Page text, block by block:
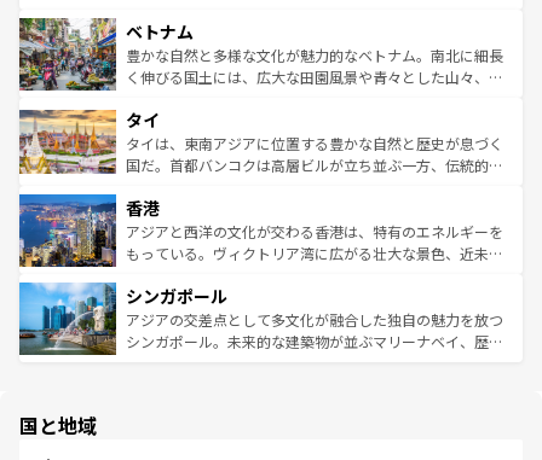
参照してほしい。
容にもいいと評判のスイーツなど、バラエティ豊かな料理
が味わえる。 なお、新着の台湾情報は コンテンツ一覧を参
照してほしい。
き、地方に足を延ばせば四季折々の自然美を楽しむことが
できる。そして、キムチや焼肉、絶品のストリートフード
まで、さまざまな韓国料理が待っている。夜には、韓国な
リティに包まれながら、韓国の多彩な魅力を心ゆくまで味
わってみてほしい。 なお、新着の韓国情報はコンテンツ一
覧を参照してほしい。
ベトナム
豊かな自然と多様な文化が魅力的なベトナム。南北に細長
く伸びる国土には、広大な田園風景や青々とした山々、世
急速な発展と共に伝統が息づく。ハノイの古い町並みやホ
ーチミン市のフランス統治時代の建物も、独特の雰囲気を
醸し出している。また、バラエティの豊かさとおいしさで
とつ。フォーやバインミー、ベトナムコーヒーなどは、ぜ
ひ現地で味わいたい。どの地域を訪れてもあたたかい人々
が旅行者を迎えてくれるので、きっと忘れられない旅にな
参照してほしい。
タイ
タイは、東南アジアに位置する豊かな自然と歴史が息づく
国だ。首都バンコクは高層ビルが立ち並ぶ一方、伝統的な
の活気が交差している。北部ではチェンマイなどの山岳地
帯で自然と触れ合い、南部ではプーケットやクラビの美し
いビーチでリゾート気分を楽しむことができる。タイ料理
激する。気候は一年中温暖で、どの季節にも異なる楽しみ
が待っている。親しみやすいタイの人々、仏教を中心とし
た文化、そして多様な観光資源が、訪れる旅人を魅了し続
香港
アジアと西洋の文化が交わる香港は、特有のエネルギーを
もっている。ヴィクトリア湾に広がる壮大な景色、近未来
み、どこを訪れても感動するはず。観光スポットが密集し
ており、効率よく見どころを回れるのも魅力。息をのむよ
うな絶景から文化的な体験まで、香港を存分に楽しみ尽く
シンガポール
アジアの交差点として多文化が融合した独自の魅力を放つ
シンガポール。未来的な建築物が並ぶマリーナベイ、歴史
国と地域